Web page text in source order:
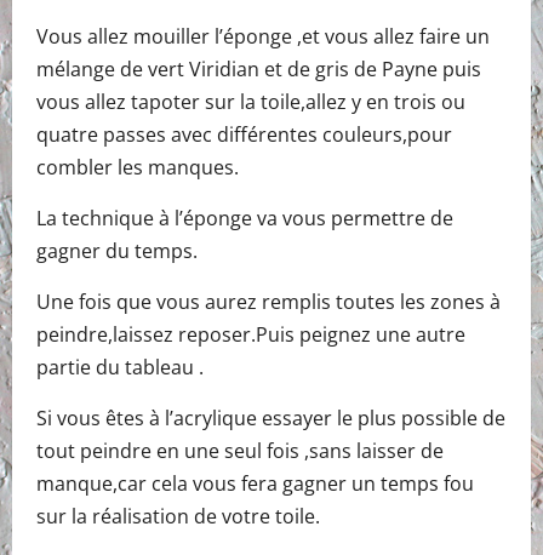
Vous allez mouiller l’éponge ,et vous allez faire un
mélange de vert Viridian et de gris de Payne puis
vous allez tapoter sur la toile,allez y en trois ou
quatre passes avec différentes couleurs,pour
combler les manques.
La technique à l’éponge va vous permettre de
gagner du temps.
Une fois que vous aurez remplis toutes les zones à
peindre,laissez reposer.Puis peignez une autre
partie du tableau .
Si vous êtes à l’acrylique essayer le plus possible de
tout peindre en une seul fois ,sans laisser de
manque,car cela vous fera gagner un temps fou
sur la réalisation de votre toile.